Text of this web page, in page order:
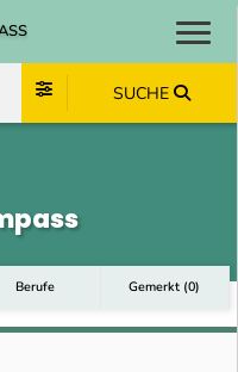
SUCHE
Berufe Gemerkt (0)